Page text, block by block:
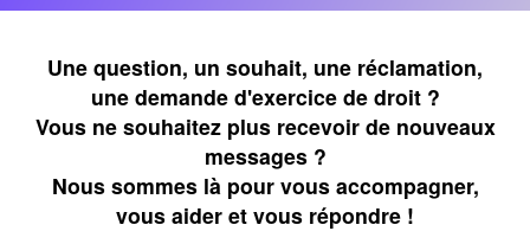
Une question, un souhait, une réclamation,
une demande d'exercice de droit ?
Vous ne souhaitez plus recevoir de nouveaux
messages ?
Nous sommes là pour vous accompagner,
vous aider et vous répondre !